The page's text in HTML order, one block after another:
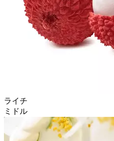
ライチ
ミドル